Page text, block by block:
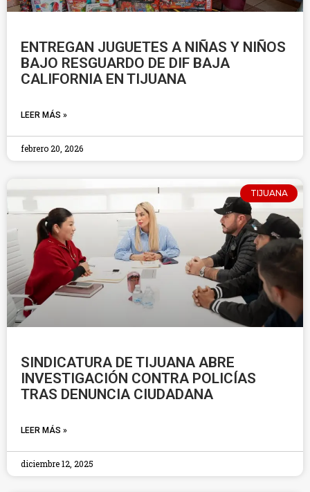
ENTREGAN JUGUETES A NIÑAS Y NIÑOS
BAJO RESGUARDO DE DIF BAJA
CALIFORNIA EN TIJUANA
LEER MÁS »
febrero 20, 2026
TIJUANA
SINDICATURA DE TIJUANA ABRE
INVESTIGACIÓN CONTRA POLICÍAS
TRAS DENUNCIA CIUDADANA
LEER MÁS »
diciembre 12, 2025